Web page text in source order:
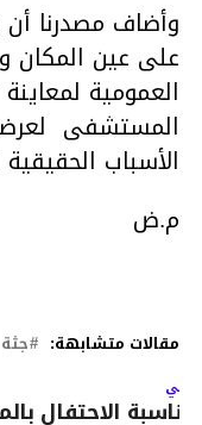
وأضاف مصدرنا أن
على عين المكان
العمومية
المستشفى
الأسباب
م.ض
مقالات متشابهة: جثة